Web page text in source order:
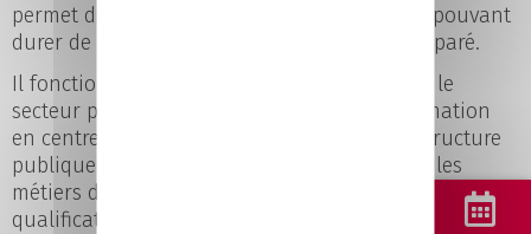
permet de suivre un parcours en alternance pouvant
durer de 6 mois à 3 ans, selon le diplôme préparé.
Il fonctionne sur le même principe que dans le
secteur privé, avec une alternance entre formation
en centre et expérience professionnelle en structure
publique. Cette formule permet de découvrir les
métiers du service public tout en préparant une
qualification reconnue.